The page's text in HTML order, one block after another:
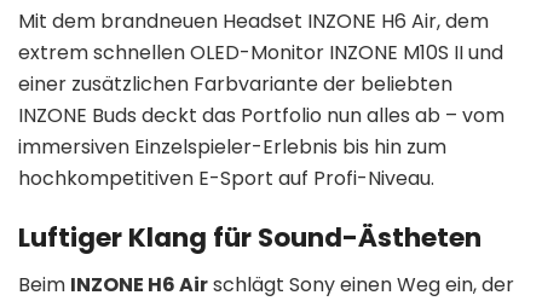
Mit dem brandneuen Headset INZONE H6 Air, dem
extrem schnellen OLED-Monitor INZONE M10S II und
einer zusätzlichen Farbvariante der beliebten
INZONE Buds deckt das Portfolio nun alles ab – vom
immersiven Einzelspieler-Erlebnis bis hin zum
hochkompetitiven E-Sport auf Profi-Niveau.
Luftiger Klang für Sound-Ästheten
Beim INZONE H6 Airschlägt Sony einen Weg ein, der